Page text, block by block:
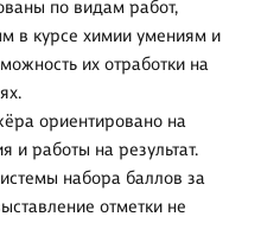
по видам работ,
в курсе химии умениям и
их отработки на
ориентировано на
и работы на результат.
набора баллов за
отметки не